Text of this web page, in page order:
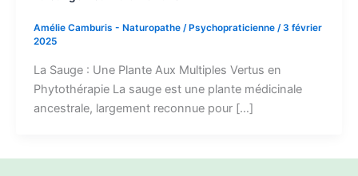
Amélie Camburis - Naturopathe / Psychopraticienne /3 février
2025
La Sauge : Une Plante Aux Multiples Vertus en
Phytothérapie La sauge est une plante médicinale
ancestrale, largement reconnue pour […]